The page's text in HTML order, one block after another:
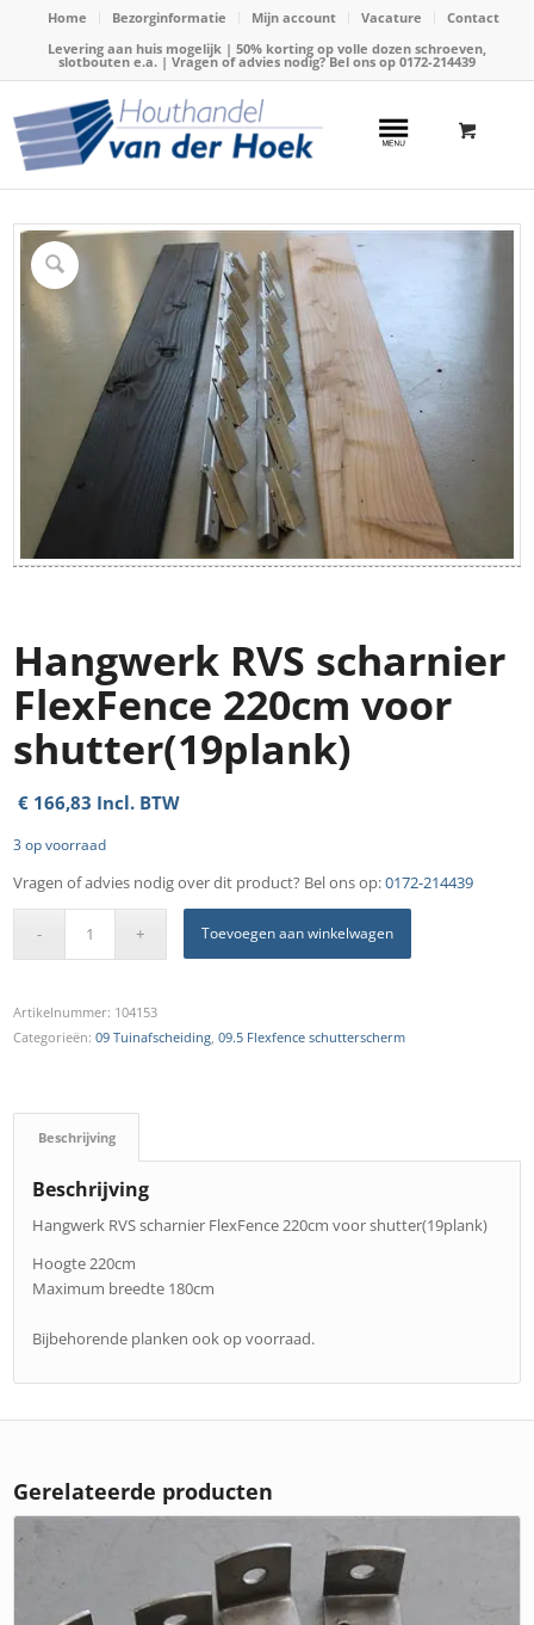
Home Bezorginformatie Mijn account Vacature
Contact
Levering aan huis mogelijk | 50% korting op volle dozen schroeven,
slotbouten e.a. | Vragen of advies nodig? Bel ons op 0172-214439
Home / Webshop / Tuinafscheiding / Flexfence schutterscherm
Hangwerk RVS scharnier FlexFence 220cm voor shutter(19plank)
Hangwerk RVS scharnier
FlexFence 220cm voor
shutter(19plank)
€ 166,83 Incl. BTW
3 op voorraad
Vragen of advies nodig over dit product? Bel ons op:0172-214439
Toevoegen aan winkelwagen
Artikelnummer: 104153
Categorieën:09 Tuinafscheiding ,09.5 Flexfence schutterscherm
Beschrijving
Beschrijving
Hangwerk RVS scharnier FlexFence 220cm voor shutter(19plank)
Hoogte 220cm
Maximum breedte 180cm
Bijbehorende planken ook op voorraad.
Gerelateerde producten